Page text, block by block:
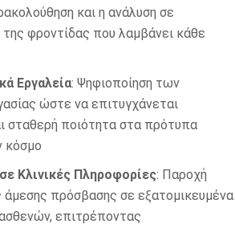
και η ανάλυση σε
φροντίδας που λαμβάνει κάθε
Εργαλεία: Ψηφιοποίηση των
ώστε να επιτυγχάνεται
σταθερή ποιότητα στα πρότυπα
κόσμο
Κλινικές Πληροφορίες: Παροχή
άμεσης πρόσβασης σε εξατομικευμένα
επιτρέποντας